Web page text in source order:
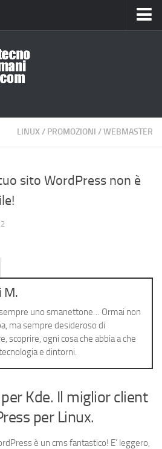
LINUX/ PROMOZIONI /WEBMASTER
sito WordPress non è
M.
uno smanettone… Ormai non
ma sempre desideroso di
scoprire, ogni cosa che abbia a che
e dintorni.
Kde. Il miglior client
per Linux.
è un cms fantastico! E’ leggero,